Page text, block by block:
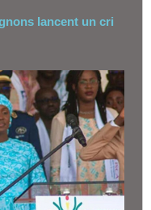
lancent un cri